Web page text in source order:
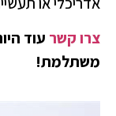
קשרעוד היום